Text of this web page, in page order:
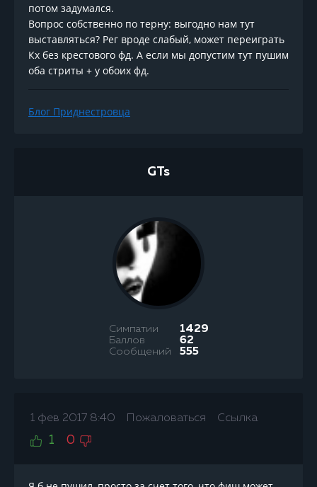
потом задумался.
Вопрос собственно по терну: выгодно нам тут
выставляться? Рег вроде слабый, может переиграть
Кх без крестового фд. А если мы допустим тут пушим
оба стриты + у обоих фд.
Блог Приднестровца
GTs
Симпатии 1429
Баллов 62
Сообщений 555
1 фев 2017 8:40 Пожаловаться Ссылка
1 0